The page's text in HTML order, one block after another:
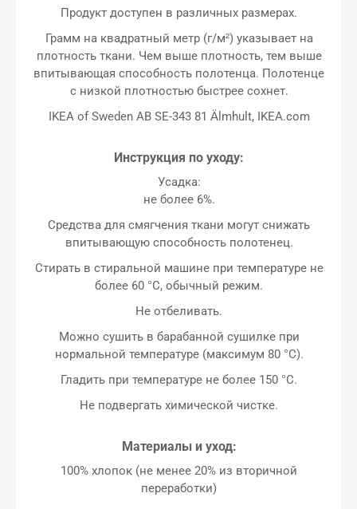
Продукт доступен в различных размерах.
Грамм на квадратный метр (г/м²) указывает на
плотность ткани. Чем выше плотность, тем выше
впитывающая способность полотенца. Полотенце
с низкой плотностью быстрее сохнет.
IKEA of Sweden AB SE-343 81 Älmhult, IKEA.com
Инструкция по уходу:
Усадка:
не более 6%.
Средства для смягчения ткани могут снижать
впитывающую способность полотенец.
Стирать в стиральной машине при температуре не
более 60 °C, обычный режим.
Не отбеливать.
Можно сушить в барабанной сушилке при
нормальной температуре (максимум 80 °C).
Гладить при температуре не более 150 °C.
Не подвергать химической чистке.
Материалы и уход:
100% хлопок (не менее 20% из вторичной
переработки)